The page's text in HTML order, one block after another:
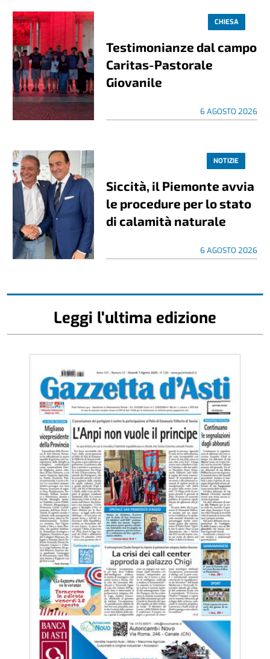
CHIESA
Testimonianze dal campo
Caritas-Pastorale
Giovanile
6 AGOSTO 2026
NOTIZIE
Siccità, il Piemonte avvia
le procedure per lo stato
di calamità naturale
6 AGOSTO 2026
Leggi l'ultima edizione